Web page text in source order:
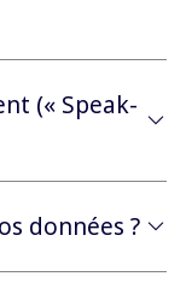
(« Speak-
données ?